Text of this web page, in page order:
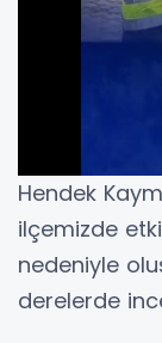
Hendek
ilçemizde
nedeniyle
derelerde